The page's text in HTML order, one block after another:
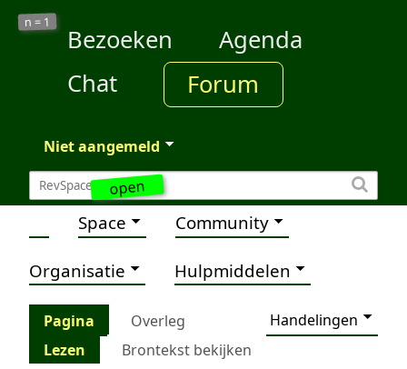
open
n = 1
Bezoeken
Agenda
Chat
Forum
Niet aangemeld
Space Community
Organisatie Hulpmiddelen
Pagina Overleg
Handelingen
Lezen
Brontekst bekijken